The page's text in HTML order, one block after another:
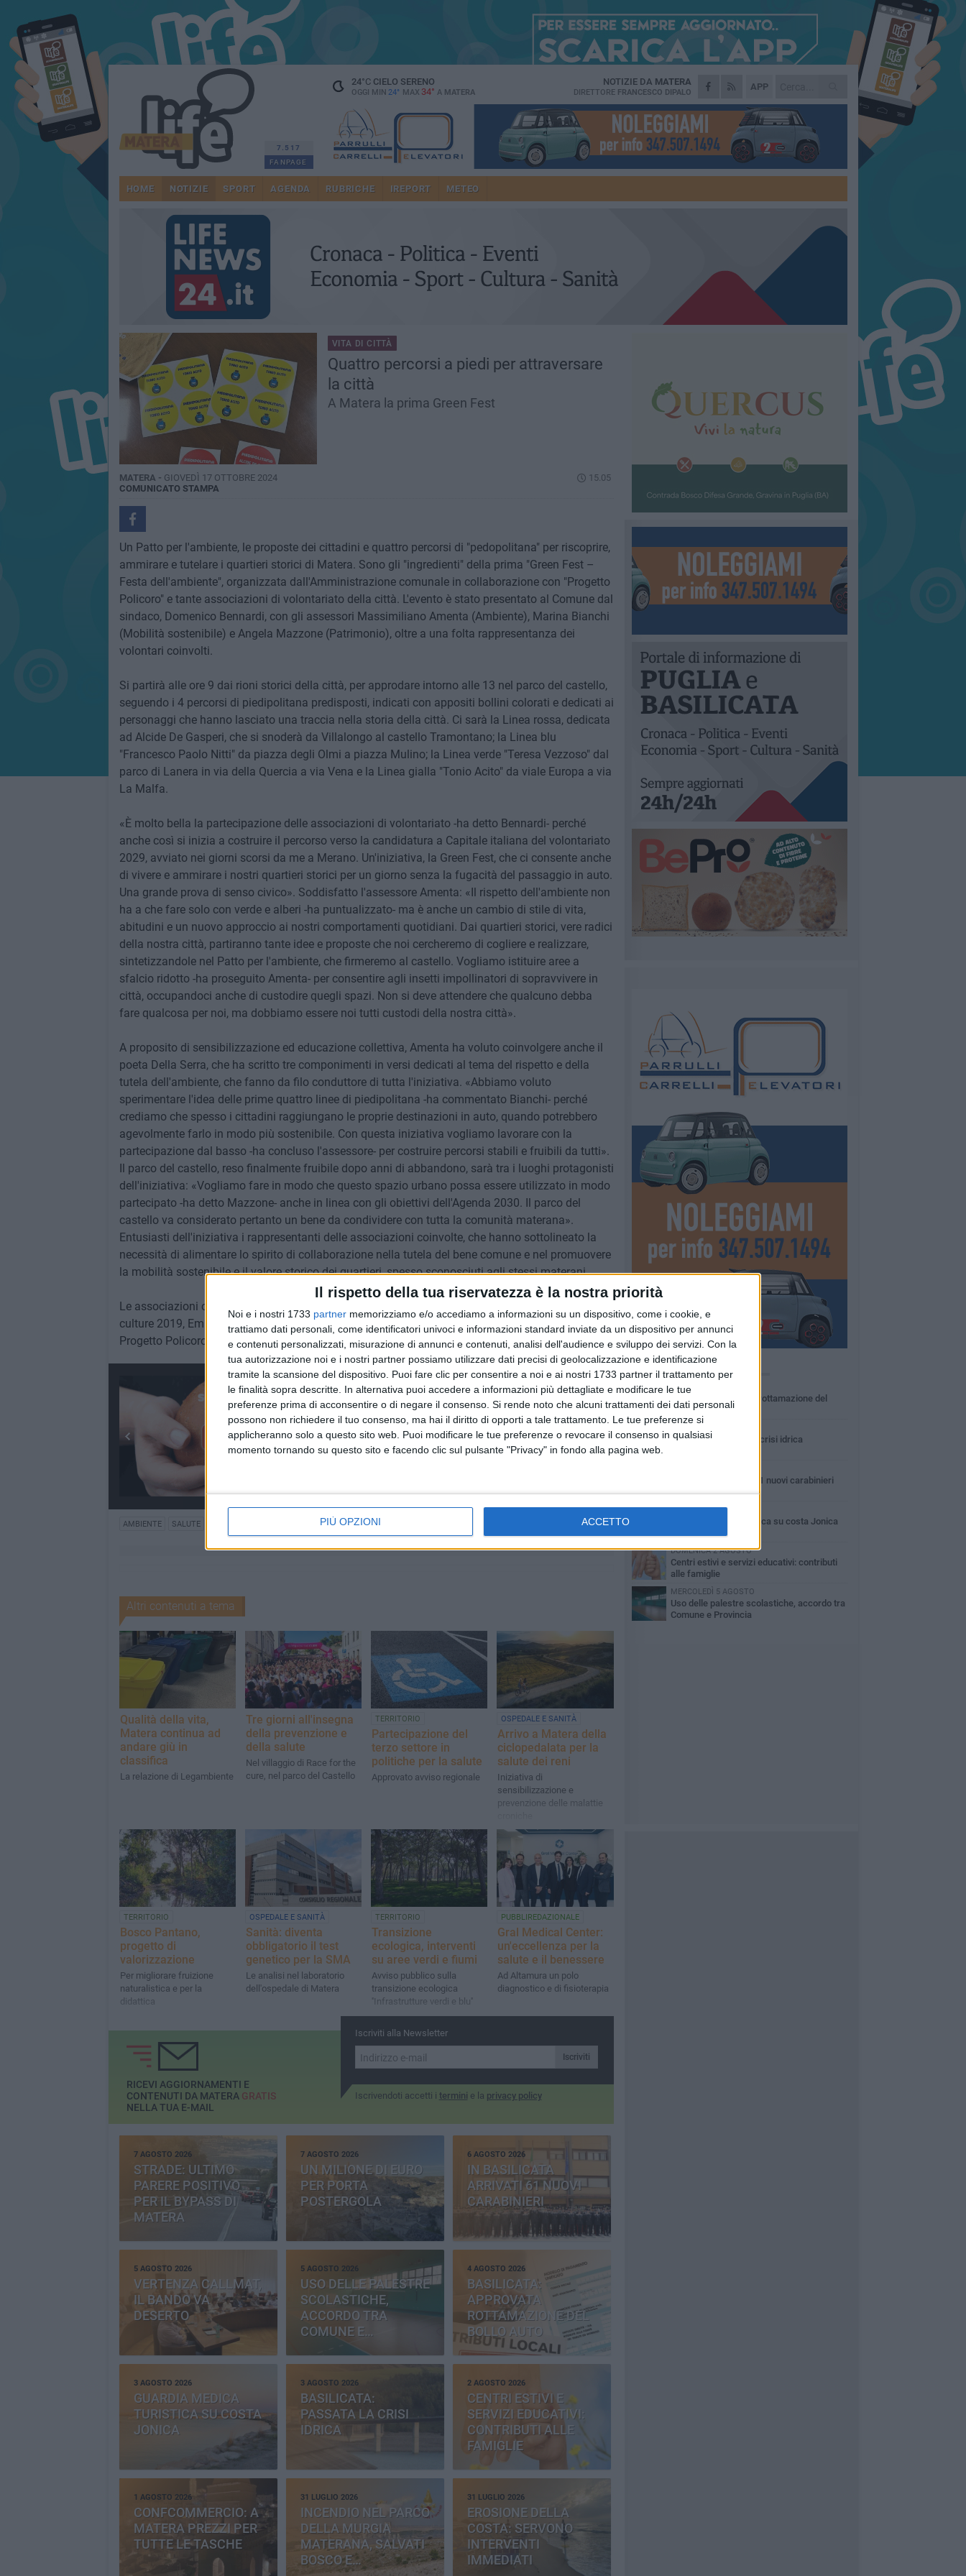
Il rispetto della tua riservatezza è la nostra priorità
Noi e i nostri 1733 partner memorizziamo e/o accediamo a informazioni su un dispositivo, come i cookie, e
trattiamo dati personali, come identificatori univoci e informazioni standard inviate da un dispositivo per annunci
e contenuti personalizzati, misurazione di annunci e contenuti, analisi dell'audience e sviluppo dei servizi. Con la
tua autorizzazione noi e i nostri partner possiamo utilizzare dati precisi di geolocalizzazione e identificazione
tramite la scansione del dispositivo. Puoi fare clic per consentire a noi e ai nostri 1733 partner il trattamento per
le finalità sopra descritte. In alternativa puoi accedere a informazioni più dettagliate e modificare le tue
preferenze prima di acconsentire o di negare il consenso. Si rende noto che alcuni trattamenti dei dati personali
possono non richiedere il tuo consenso, ma hai il diritto di opporti a tale trattamento. Le tue preferenze si
applicheranno solo a questo sito web. Puoi modificare le tue preferenze o revocare il consenso in qualsiasi
momento tornando su questo sito e facendo clic sul pulsante "Privacy" in fondo alla pagina web.
PIÙ OPZIONI ACCETTO
7.517
FANPAGE
24°CCIELO SERENO
OGGI MIN 24° MAX 34° A MATERA
APP
NOTIZIE DA MATERA
DIRETTORE FRANCESCO DIPALO
HOME NOTIZIE SPORT AGENDA RUBRICHE IREPORT METEO
VITA DI CITTÀ
Quattro percorsi a piedi per attraversare
la città
A Matera la prima Green Fest
MATERA - GIOVEDÌ 17 OTTOBRE 2024
15.05
COMUNICATO STAMPA
Un Patto per l'ambiente, le proposte dei cittadini e quattro percorsi di "pedopolitana" per riscoprire,
ammirare e tutelare i quartieri storici di Matera. Sono gli "ingredienti" della prima "Green Fest –
Festa dell'ambiente", organizzata dall'Amministrazione comunale in collaborazione con "Progetto
Policoro" e tante associazioni di volontariato della città. L'evento è stato presentato al Comune dal
sindaco, Domenico Bennardi, con gli assessori Massimiliano Amenta (Ambiente), Marina Bianchi
(Mobilità sostenibile) e Angela Mazzone (Patrimonio), oltre a una folta rappresentanza dei
volontari coinvolti.
Si partirà alle ore 9 dai rioni storici della città, per approdare intorno alle 13 nel parco del castello,
seguendo i 4 percorsi di piedipolitana predisposti, indicati con appositi bollini colorati e dedicati ai
personaggi che hanno lasciato una traccia nella storia della città. Ci sarà la Linea rossa, dedicata
ad Alcide De Gasperi, che si snoderà da Villalongo al castello Tramontano; la Linea blu
"Francesco Paolo Nitti" da piazza degli Olmi a piazza Mulino; la Linea verde "Teresa Vezzoso" dal
parco di Lanera in via della Quercia a via Vena e la Linea gialla "Tonio Acito" da viale Europa a via
La Malfa.
«È molto bella la partecipazione delle associazioni di volontariato -ha detto Bennardi- perché
anche così si inizia a costruire il percorso verso la candidatura a Capitale italiana del volontariato
2029, avviato nei giorni scorsi da me a Merano. Un'iniziativa, la Green Fest, che ci consente anche
di vivere e ammirare i nostri quartieri storici per un giorno senza la fugacità del passaggio in auto.
Una grande prova di senso civico». Soddisfatto l'assessore Amenta: «Il rispetto dell'ambiente non
ha a che fare solo con verde e alberi -ha puntualizzato- ma è anche un cambio di stile di vita,
abitudini e un nuovo approccio ai nostri comportamenti quotidiani. Dai quartieri storici, vere radici
della nostra città, partiranno tante idee e proposte che noi cercheremo di cogliere e realizzare,
sintetizzandole nel Patto per l'ambiente, che firmeremo al castello. Vogliamo istituire aree a
sfalcio ridotto -ha proseguito Amenta- per consentire agli insetti impollinatori di sopravvivere in
città, occupandoci anche di custodire quegli spazi. Non si deve attendere che qualcuno debba
fare qualcosa per noi, ma dobbiamo essere noi tutti custodi della nostra città».
A proposito di sensibilizzazione ed educazione collettiva, Amenta ha voluto coinvolgere anche il
poeta Della Serra, che ha scritto tre componimenti in versi dedicati al tema del rispetto e della
tutela dell'ambiente, che fanno da filo conduttore di tutta l'iniziativa. «Abbiamo voluto
sperimentare l'idea delle prime quattro linee di piedipolitana -ha commentato Bianchi- perché
crediamo che spesso i cittadini raggiungano le proprie destinazioni in auto, quando potrebbero
agevolmente farlo in modo più sostenibile. Con questa iniziativa vogliamo lavorare con la
partecipazione dal basso -ha concluso l'assessore- per costruire percorsi stabili e fruibili da tutti».
Il parco del castello, reso finalmente fruibile dopo anni di abbandono, sarà tra i luoghi protagonisti
dell'iniziativa: «Vogliamo fare in modo che questo spazio urbano possa essere utilizzato in modo
partecipato -ha detto Mazzone- anche in linea con gli obiettivi dell'Agenda 2030. Il parco del
castello va considerato pertanto un bene da condividere con tutta la comunità materana».
Entusiasti dell'iniziativa i rappresentanti delle associazioni coinvolte, che hanno sottolineato la
necessità di alimentare lo spirito di collaborazione nella tutela del bene comune e nel promuovere
la mobilità sostenibile e il valore storico dei quartieri, spesso sconosciuti agli stessi materani.
Le associazioni coinvolte sono: Legambiente, Uisp, Noi ortadini, Murgia trekking, Volontari Open
culture 2019, Emuvt, Rebel Terra, Altraspesa, La bottega giù al Nord, Custodi del bello, Brio,
Progetto Policoro e Eustachio Santochirico – Animatore di comunità.
AMBIENTE SALUTE
Altri contenuti a tema
Qualità della vita,
Matera continua ad
andare giù in
classifica
La relazione di Legambiente
Tre giorni all'insegna
della prevenzione e
della salute
Nel villaggio di Race for the
cure, nel parco del Castello
TERRITORIO
Partecipazione del
terzo settore in
politiche per la salute
Approvato avviso regionale
OSPEDALE E SANITÀ
Arrivo a Matera della
ciclopedalata per la
salute dei reni
Iniziativa di
sensibilizzazione e
prevenzione delle malattie
TERRITORIO
Bosco Pantano,
progetto di
valorizzazione
Per migliorare fruizione
naturalistica e per la
didattica
OSPEDALE E SANITÀ
Sanità: diventa
obbligatorio il test
genetico per la SMA
Le analisi nel laboratorio
dell'ospedale di Matera
TERRITORIO
Transizione
ecologica, interventi
su aree verdi e fiumi
Avviso pubblico sulla
transizione ecologica
''Infrastrutture verdi e blu''
PUBBLIREDAZIONALE
Gral Medical Center:
un'eccellenza per la
salute e il benessere
Ad Altamura un polo
diagnostico e di fisioterapia
Iscriviti alla Newsletter
Iscriviti
Iscrivendoti accetti i termini e la privacy policy
RICEVI AGGIORNAMENTI E
CONTENUTI DA MATERA GRATIS
NELLA TUA E-MAIL
7 AGOSTO 2026
STRADE: ULTIMO
PARERE POSITIVO
PER IL BYPASS DI
MATERA
7 AGOSTO 2026
UN MILIONE DI EURO
PER PORTA
POSTERGOLA
6 AGOSTO 2026
IN BASILICATA
ARRIVATI 61 NUOVI
CARABINIERI
5 AGOSTO 2026
VERTENZA CALLMAT,
IL BANDO VA
DESERTO
5 AGOSTO 2026
USO DELLE PALESTRE
SCOLASTICHE,
ACCORDO TRA
COMUNE E
PROVINCIA
4 AGOSTO 2026
BASILICATA:
APPROVATA
ROTTAMAZIONE DEL
BOLLO AUTO
3 AGOSTO 2026
GUARDIA MEDICA
TURISTICA SU COSTA
JONICA
3 AGOSTO 2026
BASILICATA:
PASSATA LA CRISI
IDRICA
2 AGOSTO 2026
CENTRI ESTIVI E
SERVIZI EDUCATIVI:
CONTRIBUTI ALLE
FAMIGLIE
1 AGOSTO 2026
CONFCOMMERCIO: A
MATERA PREZZI PER
TUTTE LE TASCHE
31 LUGLIO 2026
INCENDIO NEL PARCO
DELLA MURGIA
MATERANA, SALVATI
BOSCO E
31 LUGLIO 2026
EROSIONE DELLA
COSTA: SERVONO
INTERVENTI
IMMEDIATI
PIÙ LETTI QUESTA SETTIMANA
MARTEDÌ 4 AGOSTO
Basilicata: approvata rottamazione del
bollo auto
Basilicata: passata la crisi idrica
In Basilicata arrivati 61 nuovi carabinieri
LUNEDÌ 3 AGOSTO
Guardia medica turistica su costa Jonica
DOMENICA 2 AGOSTO
Centri estivi e servizi educativi: contributi
alle famiglie
MERCOLEDÌ 5 AGOSTO
Uso delle palestre scolastiche, accordo tra
Comune e Provincia